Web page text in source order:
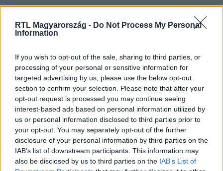
RTL Magyarország - Do Not Process My Personal
Information
If you wish to opt-out of the sale, sharing to third parties, or
processing of your personal or sensitive information for
targeted advertising by us, please use the below opt-out
section to confirm your selection. Please note that after your
opt-out request is processed you may continue seeing
interest-based ads based on personal information utilized by
us or personal information disclosed to third parties prior to
your opt-out. You may separately opt-out of the further
disclosure of your personal information by third parties on the
IAB’s list of downstream participants. This information may
also be disclosed by us to third parties on the IAB’s List of
Kövess minket, és értesülj a friss hírekről a
Facebookon is!
Követem